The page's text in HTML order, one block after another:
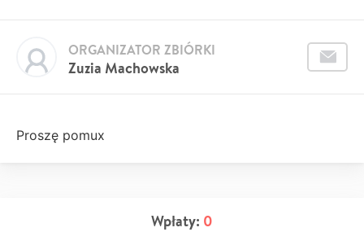
Zuzia Machowska
ORGANIZATOR ZBIÓRKI
Proszę pomux
Wpłaty: 0